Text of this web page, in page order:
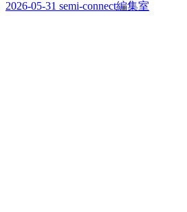
2026-05-31 semi-connect編集室